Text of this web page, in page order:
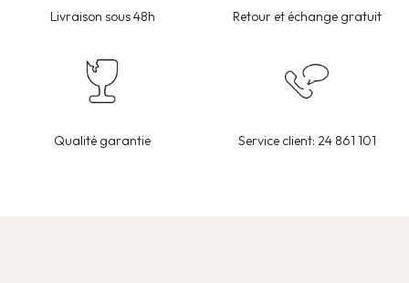
Livraison sous 48h Retour et échange gratuit
Qualité garantie Service client: 24 861 101